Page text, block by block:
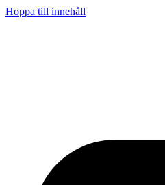
Hoppa till innehåll